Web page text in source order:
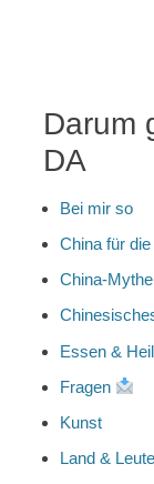
Darum
DA
Bei mir so
China für
China-
Essen &
Fragen
Kunst
Land & Leute